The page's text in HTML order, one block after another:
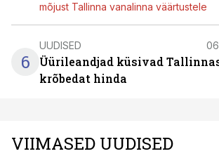
mõjust Tallinna vanalinna väärtustele
6
UUDISED
Üürileandjad küsivad
krõbedat hinda
VIIMASED UUDISED